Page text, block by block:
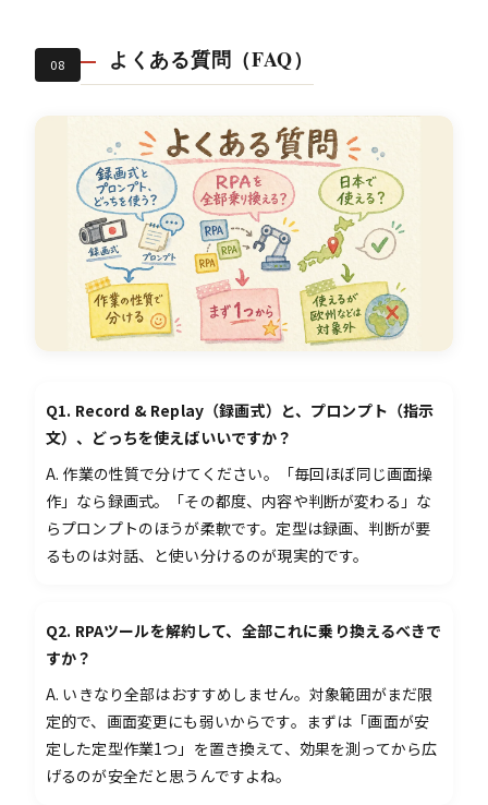
08 よくある質問（FAQ）
Q1. Record & Replay（録画式）と、プロンプト（指示
文）、どっちを使えばいいですか？
A. 作業の性質で分けてください。「毎回ほぼ同じ画面操
作」なら録画式。「その都度、内容や判断が変わる」な
らプロンプトのほうが柔軟です。定型は録画、判断が要
るものは対話、と使い分けるのが現実的です。
Q2. RPAツールを解約して、全部これに乗り換えるべきで
すか？
A. いきなり全部はおすすめしません。対象範囲がまだ限
定的で、画面変更にも弱いからです。まずは「画面が安
定した定型作業1つ」を置き換えて、効果を測ってから広
げるのが安全だと思うんですよね。